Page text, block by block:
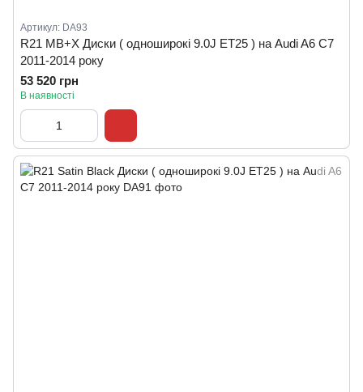
Артикул: DA93
R21 MB+X Диски ( одноширокі 9.0J ET25 ) на Audi A6 C7
2011-2014 року
53 520 грн
В наявності